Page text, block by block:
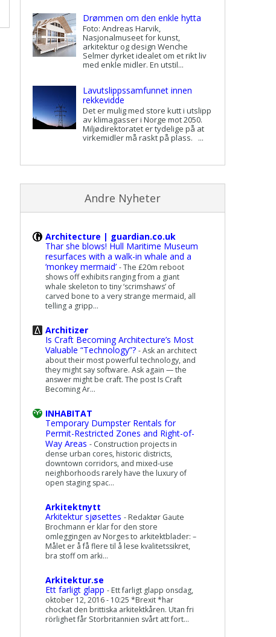
Drømmen om den enkle hytta
Foto: Andreas Harvik,
Nasjonalmuseet for kunst,
arkitektur og design Wenche
Selmer dyrket idealet om et rikt liv
med enkle midler. En utstil...
Lavutslippssamfunnet innen
rekkevidde
Det er mulig med store kutt i utslipp
av klimagasser i Norge mot 2050.
Miljødirektoratet er tydelige på at
virkemidler må raskt på plass. ...
Andre Nyheter
Architecture | guardian.co.uk
Thar she blows! Hull Maritime Museum
resurfaces with a walk-in whale and a
‘monkey mermaid’ -The £20m reboot
shows off exhibits ranging from a giant
whale skeleton to tiny ‘scrimshaws’ of
carved bone to a very strange mermaid, all
telling a gripp...
Architizer
Is Craft Becoming Architecture’s Most
Valuable “Technology”? -Ask an architect
about their most powerful technology, and
they might say software. Ask again — the
answer might be craft. The post Is Craft
Becoming Ar...
INHABITAT
Temporary Dumpster Rentals for
Permit-Restricted Zones and Right-of-
Way Areas - Construction projects in
dense urban cores, historic districts,
downtown corridors, and mixed-use
neighborhoods rarely have the luxury of
open staging spac...
Arkitektnytt
Arkitektur sjøsettes - Redaktør Gaute
Brochmann er klar for den store
omleggingen av Norges to arkitektblader: –
Målet er å få flere til å lese kvalitetssikret,
bra stoff om arki...
Arkitektur.se
Ett farligt glapp - Ett farligt glapp onsdag,
oktober 12, 2016 - 10:25 *Brexit *har
chockat den brittiska arkitektkåren. Utan fri
rörlighet får Storbritannien svårt att fort...